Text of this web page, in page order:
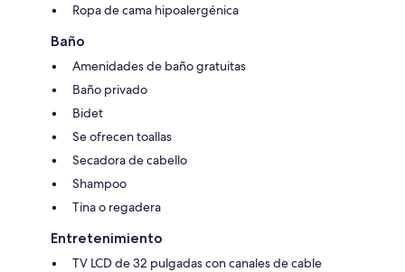
Ropa de cama hipoalergénica
Baño
Amenidades de baño gratuitas
Baño privado
Bidet
Se ofrecen toallas
Secadora de cabello
Shampoo
Tina o regadera
Entretenimiento
TV LCD de 32 pulgadas con canales de cable